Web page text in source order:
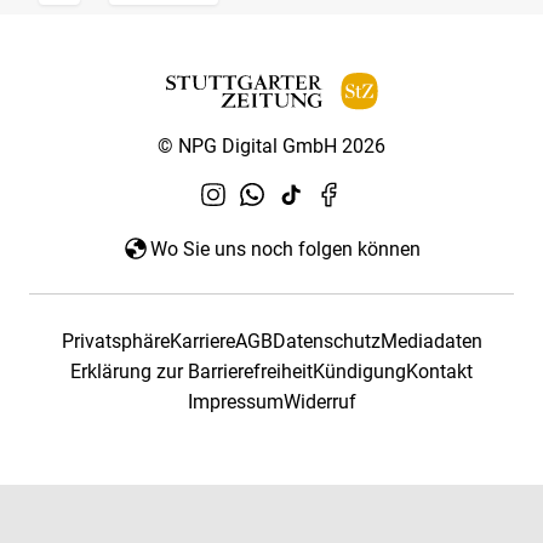
© NPG Digital GmbH 2026
Wo Sie uns noch folgen können
PrivatsphäreKarriereAGBDatenschutzMediadaten
Erklärung zur BarrierefreiheitKündigungKontakt
ImpressumWiderruf